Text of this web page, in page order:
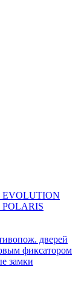
EVOLUTION
POLARIS
дверей
фиксатором
замки